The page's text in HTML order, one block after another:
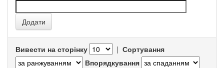
Вивести на сторінку | Сортування
Впорядкування